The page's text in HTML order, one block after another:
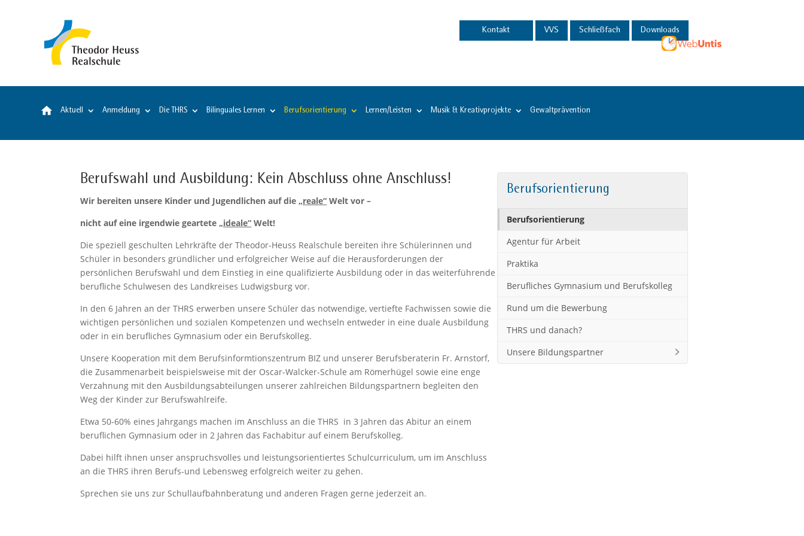
Kontakt VVS Schließfach Downloads
StartseiteAktuell Anmeldung Die THRS Bilinguales Lernen Berufsorientierung Lernen/Leisten Musik & Kreativprojekte Gewaltprävention
Berufswahl und Ausbildung: Kein Abschluss ohne Anschluss!
Wir bereiten unsere Kinder und Jugendlichen auf die „reale“ Welt vor –
nicht auf eine irgendwie geartete „ideale“ Welt!
Die speziell geschulten Lehrkräfte der Theodor-Heuss Realschule bereiten ihre Schülerinnen und
Schüler in besonders gründlicher und erfolgreicher Weise auf die Herausforderungen der
persönlichen Berufswahl und dem Einstieg in eine qualifizierte Ausbildung oder in das weiterführende
berufliche Schulwesen des Landkreises Ludwigsburg vor.
In den 6 Jahren an der THRS erwerben unsere Schüler das notwendige, vertiefte Fachwissen sowie die
wichtigen persönlichen und sozialen Kompetenzen und wechseln entweder in eine duale Ausbildung
oder in ein berufliches Gymnasium oder ein Berufskolleg.
Unsere Kooperation mit dem Berufsinformtionszentrum BIZ und unserer Berufsberaterin Fr. Arnstorf,
die Zusammenarbeit beispielsweise mit der Oscar-Walcker-Schule am Römerhügel sowie eine enge
Verzahnung mit den Ausbildungsabteilungen unserer zahlreichen Bildungspartnern begleiten den
Weg der Kinder zur Berufswahlreife.
Etwa 50-60% eines Jahrgangs machen im Anschluss an die THRS in 3 Jahren das Abitur an einem
beruflichen Gymnasium oder in 2 Jahren das Fachabitur auf einem Berufskolleg.
Dabei hilft ihnen unser anspruchsvolles und leistungsorientiertes Schulcurriculum, um im Anschluss
an die THRS ihren Berufs-und Lebensweg erfolgreich weiter zu gehen.
Sprechen sie uns zur Schullaufbahnberatung und anderen Fragen gerne jederzeit an.
Berufsorientierung
Berufsorientierung
Agentur für Arbeit
Praktika
Berufliches Gymnasium und Berufskolleg
Rund um die Bewerbung
THRS und danach?
Unsere Bildungspartner